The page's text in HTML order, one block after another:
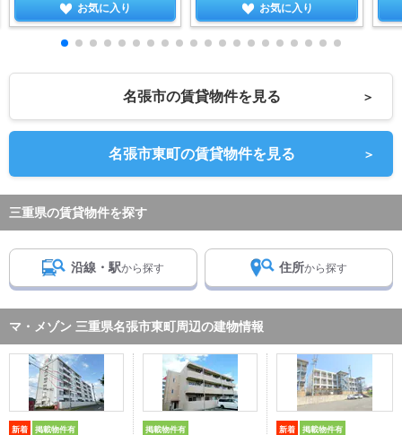
お気に入り お気に入り
名張市の賃貸物件を見る ＞
名張市東町の賃貸物件を見る ＞
三重県の賃貸物件を探す
沿線・駅から探す 住所から探す
マ・メゾン 三重県名張市東町周辺の建物情報
新着 掲載物件有 掲載物件有 新着 掲載物件有